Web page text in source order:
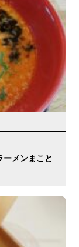
ーメンまこと